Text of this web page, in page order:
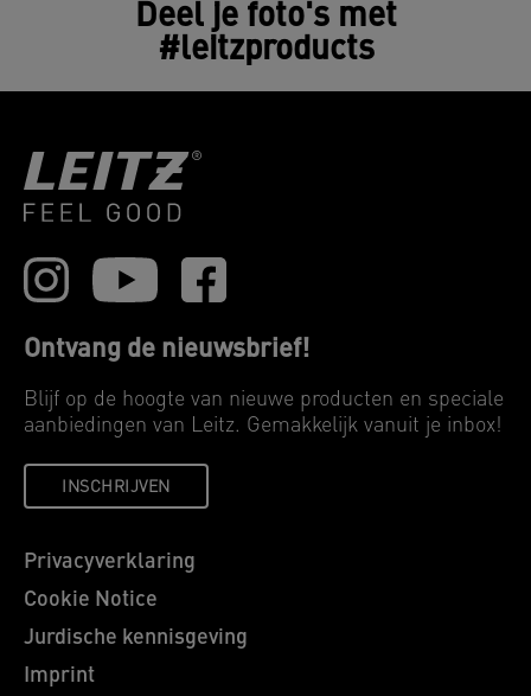
Deel je foto's met
#leitzproducts
Ontvang de nieuwsbrief!
Blijf op de hoogte van nieuwe producten en speciale
aanbiedingen van Leitz. Gemakkelijk vanuit je inbox!
INSCHRIJVEN
Privacyverklaring
Cookie Notice
Jurdische kennisgeving
Imprint